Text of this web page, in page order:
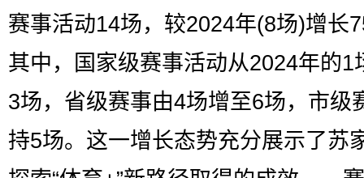
赛事活动14场，较2024年(8场)增长
其中，国家级赛事活动从2024年的1
3场，省级赛事由4场增至6场，市级
持5场。这一增长态势充分展示了苏